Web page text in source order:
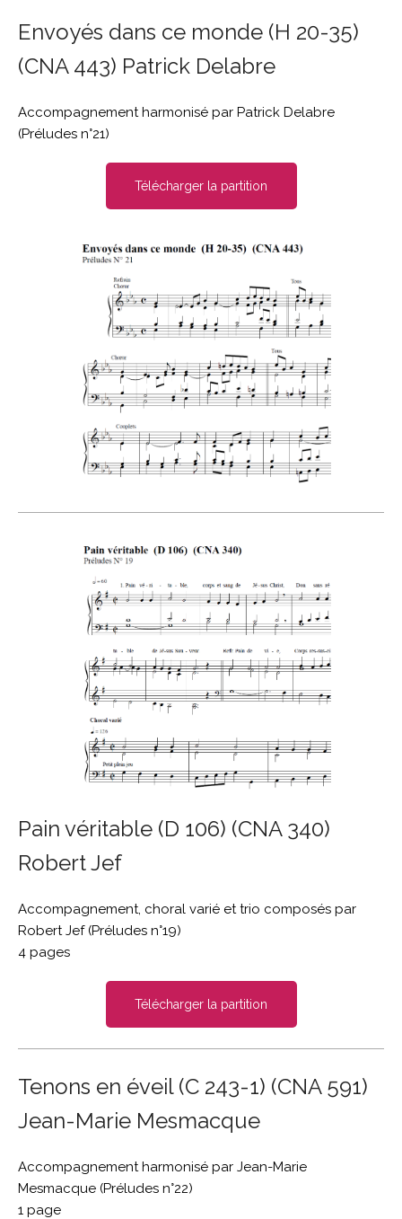
Envoyés dans ce monde (H 20-35)
(CNA 443) Patrick Delabre
Accompagnement harmonisé par Patrick Delabre
(Préludes n°21)
Télécharger la partition
Pain véritable (D 106) (CNA 340)
Robert Jef
Accompagnement, choral varié et trio composés par
Robert Jef (Préludes n°19)
4 pages
Télécharger la partition
Tenons en éveil (C 243-1) (CNA 591)
Jean-Marie Mesmacque
Accompagnement harmonisé par Jean-Marie
Mesmacque (Préludes n°22)
1 page